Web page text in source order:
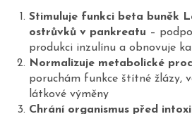
Stimuluje funkci beta buněk
ostrůvků v pankreatu –
produkci inzulínu a obnovuje
Normalizuje metabolické
poruchám funkce štítné žlázy,
látkové výměny
Chrání organismus před